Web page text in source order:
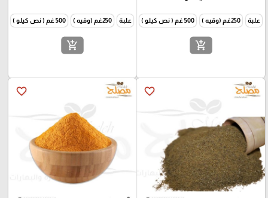
علبة 250غم (وقيه ) 500 غم ( نص كيلو ) 1000غم (كيلو )
add_shopping_cart
علبة 250غم (وقيه ) 500 غم ( نص كيلو )
add_shopping_cart
favorite_border
favorite_border